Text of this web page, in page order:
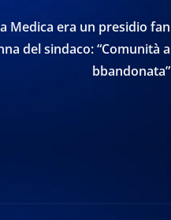
Medica era un presidio fan
del sindaco: “Comunità a
bbandonata”